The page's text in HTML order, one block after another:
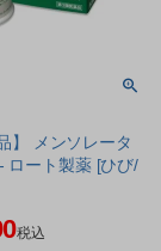
】 メンソレータ
ト製薬 [ひび/
税込